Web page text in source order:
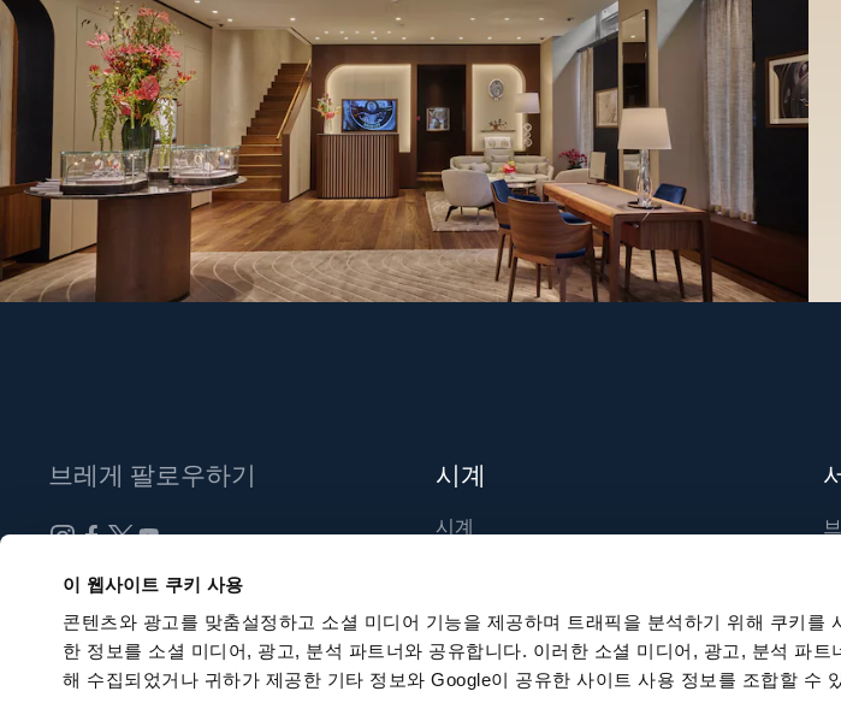
이 웹사이트 쿠키 사용
콘텐츠와 광고를 맞춤설정하고 소셜 미디어 기능을 제공하며 트래픽을 분석하기 위해 쿠키를
한 정보를 소셜 미디어, 광고, 분석 파트너와 공유합니다. 이러한 소셜 미디어, 광고, 분석 파트
해 수집되었거나 귀하가 제공한 기타 정보와 Google이 공유한 사이트 사용 정보를 조합할 수
브레게 팔로우하기
뉴스레터 구독하기
시계
시계
부티크 찾기